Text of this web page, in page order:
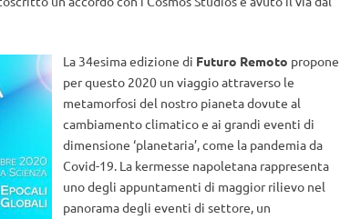
La 34esima edizione di Futuro Remoto propone
per questo 2020 un viaggio attraverso le
metamorfosi del nostro pianeta dovute al
cambiamento climatico e ai grandi eventi di
dimensione ‘planetaria’, come la pandemia da
Covid-19. La kermesse napoletana rappresenta
uno degli appuntamenti di maggior rilievo nel
panorama degli eventi di settore, un